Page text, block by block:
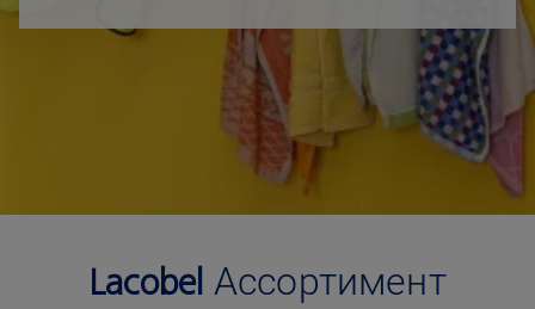
Lacobel Ассортимент